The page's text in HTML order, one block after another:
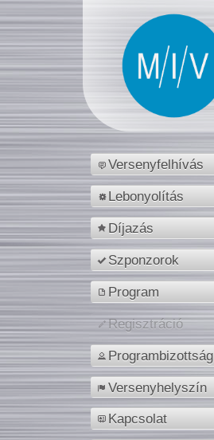
Versenyfelhívás
Lebonyolítás
Díjazás
Szponzorok
Program
Regisztráció
Programbizottság
Versenyhelyszín
Kapcsolat